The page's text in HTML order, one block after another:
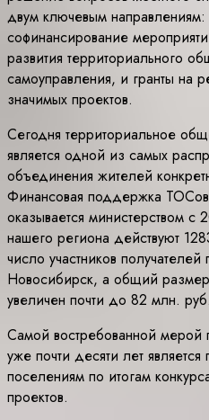
двум ключевым
софинансирование
развития территориального
самоуправления, и гранты на
значимых проектов.
Сегодня территориальное
является одной из самых
объединения жителей
Финансовая поддержка
оказывается министерством с
нашего региона действуют
число участников
Новосибирск, а общий
увеличен почти до 82 млн. руб.
Самой востребованной
уже почти десяти лет
поселениям по итогам
проектов.